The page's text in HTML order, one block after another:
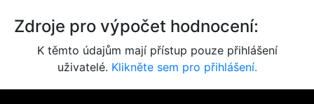
Zdroje pro výpočet hodnocení:
K těmto údajům mají přístup pouze přihlášení
uživatelé. Klikněte sem pro přihlášení.